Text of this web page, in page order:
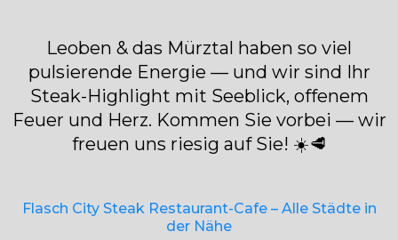
Leoben & das Mürztal haben so viel
pulsierende Energie — und wir sind Ihr
Steak-Highlight mit Seeblick, offenem
Feuer und Herz. Kommen Sie vorbei — wir
freuen uns riesig auf Sie! ☀️🥩
Flasch City Steak Restaurant-Cafe – Alle Städte in
der Nähe